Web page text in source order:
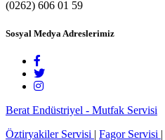
(0262) 606 01 59
Sosyal Medya Adreslerimiz
Berat Endüstriyel - Mutfak Servisi
Öztiryakiler Servisi | Fagor Servisi |